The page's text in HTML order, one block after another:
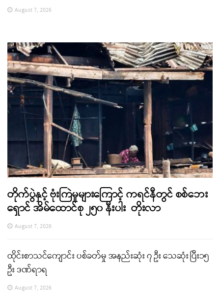
August 7, 2026
တိုက်ပွဲနှင့် ဗုံးကြဲမှုများကြောင့် ကရင်နီတွင် စစ်ဘေး
ရှောင် အိမ်ထောင်စု ၂၅၀ နီးပါး တိုးလာ
August 7, 2026
ထိုင်းစာသင်ကျောင်း ပစ်ခတ်မှု အနည်းဆုံး ၇ ဦး သေဆုံး ပြီး၁၅
ဦး ဒဏ်ရာရ
August 7, 2026